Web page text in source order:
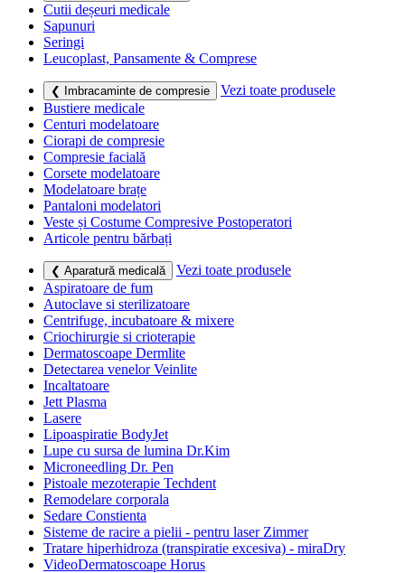
Cutii deșeuri medicale
Sapunuri
Seringi
Leucoplast, Pansamente & Comprese
❮ Imbracaminte de compresie
Vezi toate produsele
Bustiere medicale
Centuri modelatoare
Ciorapi de compresie
Compresie facială
Corsete modelatoare
Modelatoare brațe
Pantaloni modelatori
Veste și Costume Compresive Postoperatori
Articole pentru bărbați
❮ Aparatură medicală
Vezi toate produsele
Aspiratoare de fum
Autoclave si sterilizatoare
Centrifuge, incubatoare & mixere
Criochirurgie si crioterapie
Dermatoscoape Dermlite
Detectarea venelor Veinlite
Incaltatoare
Jett Plasma
Lasere
Lipoaspiratie BodyJet
Lupe cu sursa de lumina Dr.Kim
Microneedling Dr. Pen
Pistoale mezoterapie Techdent
Remodelare corporala
Sedare Constienta
Sisteme de racire a pielii - pentru laser Zimmer
Tratare hiperhidroza (transpiratie excesiva) - miraDry
VideoDermatoscoape Horus